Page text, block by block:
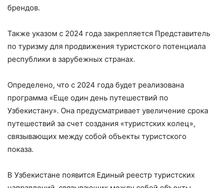
брендов.
Также указом с 2024 года закрепляется Представитель
по туризму для продвижения туристского потенциала
республики в зарубежных странах.
Определено, что с 2024 года будет реализована
программа «Еще один день путешествий по
Узбекистану». Она предусматривает увеличение срока
путешествий за счет создания «туристских колец»,
связывающих между собой объекты туристского
показа.
В Узбекистане появится Единый реестр туристских